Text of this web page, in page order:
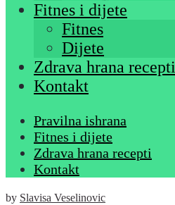
Fitnes i dijete
Fitnes
Dijete
Zdrava hrana recepti
Kontakt
Pravilna ishrana
Fitnes i dijete
Zdrava hrana recepti
Kontakt
by Slavisa Veselinovic